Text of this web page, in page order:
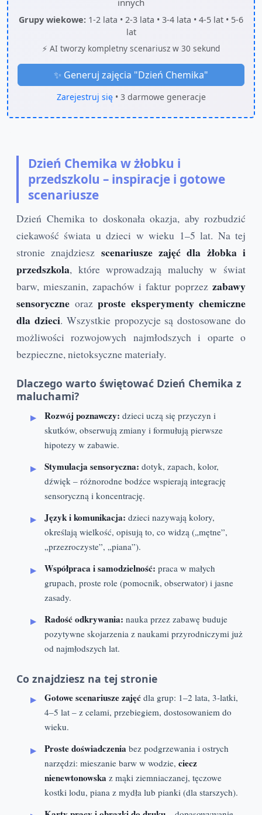
innych
Grupy wiekowe: 1-2 lata • 2-3 lata • 3-4 lata • 4-5 lat • 5-6
lat
⚡ AI tworzy kompletny scenariusz w 30 sekund
✨ Generuj zajęcia "Dzień Chemika"
Zarejestruj się• 3 darmowe generacje
Dzień Chemika w żłobku i
przedszkolu – inspiracje i gotowe
scenariusze
Dzień Chemika to doskonała okazja, aby rozbudzić
ciekawość świata u dzieci w wieku 1–5 lat. Na tej
stronie znajdziesz scenariusze zajęć dla żłobka i
przedszkola, które wprowadzają maluchy w świat
barw, mieszanin, zapachów i faktur poprzez zabawy
sensoryczne oraz proste eksperymenty chemiczne
dla dzieci. Wszystkie propozycje są dostosowane do
możliwości rozwojowych najmłodszych i oparte o
bezpieczne, nietoksyczne materiały.
Dlaczego warto świętować Dzień Chemika z
maluchami?
Rozwój poznawczy: dzieci uczą się przyczyn i
skutków, obserwują zmiany i formułują pierwsze
hipotezy w zabawie.
Stymulacja sensoryczna: dotyk, zapach, kolor,
dźwięk – różnorodne bodźce wspierają integrację
sensoryczną i koncentrację.
Język i komunikacja: dzieci nazywają kolory,
określają wielkość, opisują to, co widzą („mętne”,
„przezroczyste”, „piana”).
Współpraca i samodzielność: praca w małych
grupach, proste role (pomocnik, obserwator) i jasne
zasady.
Radość odkrywania: nauka przez zabawę buduje
pozytywne skojarzenia z naukami przyrodniczymi już
od najmłodszych lat.
Co znajdziesz na tej stronie
Gotowe scenariusze zajęć dla grup: 1–2 lata, 3-latki,
4–5 lat – z celami, przebiegiem, dostosowaniem do
wieku.
Proste doświadczenia bez podgrzewania i ostrych
narzędzi: mieszanie barw w wodzie, ciecz
nienewtonowska z mąki ziemniaczanej, tęczowe
kostki lodu, piana z mydła lub pianki (dla starszych).